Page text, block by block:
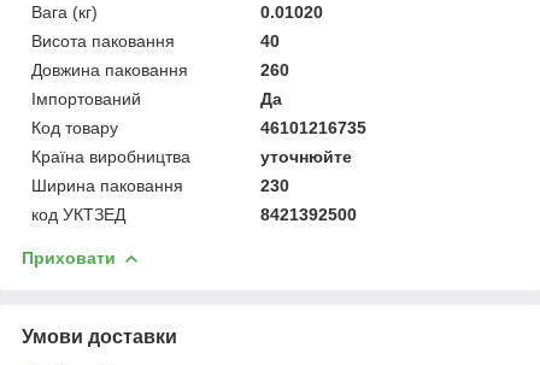
Вага (кг)
0.01020
Висота паковання
40
Довжина паковання
260
Імпортований
Да
Код товару
46101216735
Країна виробництва
уточнюйте
Ширина паковання
230
код УКТЗЕД
8421392500
Приховати
Умови доставки